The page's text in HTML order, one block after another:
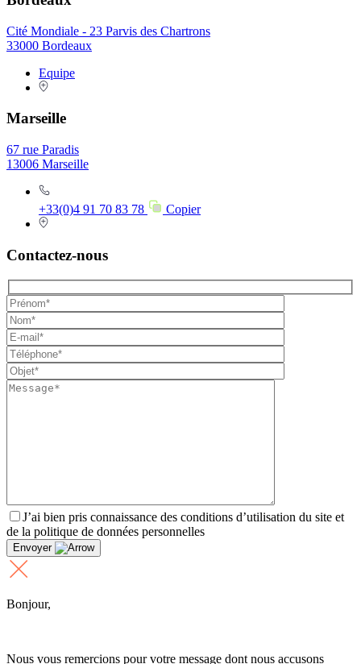
Cité Mondiale - 23 Parvis des Chartrons
33000 Bordeaux
Equipe
Marseille
67 rue Paradis
13006 Marseille
+33(0)4 91 70 83 78 Copier
Contactez-nous
J’ai bien pris connaissance des conditions d’utilisation du site et
de la politique de données personnelles
Envoyer
Bonjour,
Nous vous remercions pour votre message dont nous accusons